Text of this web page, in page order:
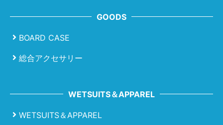
GOODS
BOARD CASE
総合アクセサリー
WETSUITS＆APPAREL
WETSUITS＆APPAREL